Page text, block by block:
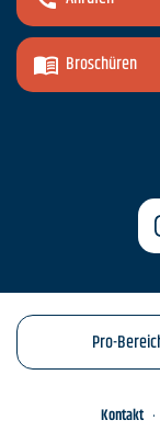
Broschüren
Pro-
Kontakt